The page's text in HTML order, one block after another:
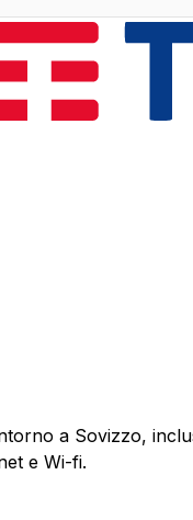
a Sovizzo,
e Wi-fi.